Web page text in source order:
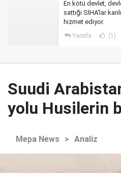
En kötü devlet,
sattığı SİHA'lar
hizmet ediyor.
Yanıtla (1)
Suudi
yolu Husilerin
Mepa News > Analiz